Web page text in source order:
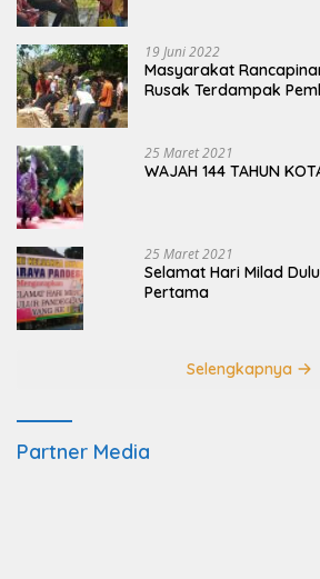
19 Juni 2022
Masyarakat
Rusak Terdampak
25 Maret 2021
WAJAH 144 TAHUN
25 Maret 2021
Selamat Hari Milad
Pertama
Selengkapnya
Partner Media